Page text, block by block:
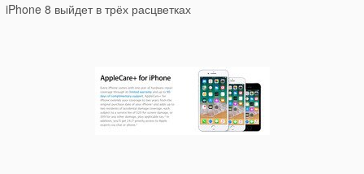
iPhone 8 выйдет в трёх расцветках